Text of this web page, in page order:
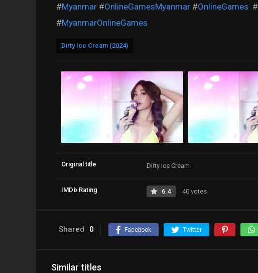
#Myanmar #OnlineGamesMyanmar #OnlineGames #
#MyanmarOnlineGames
Dirty Ice Cream (2024)
Original title Dirty Ice Cream
IMDb Rating 6.4 40 votes
Shared 0 Facebook Twitter
Similar titles